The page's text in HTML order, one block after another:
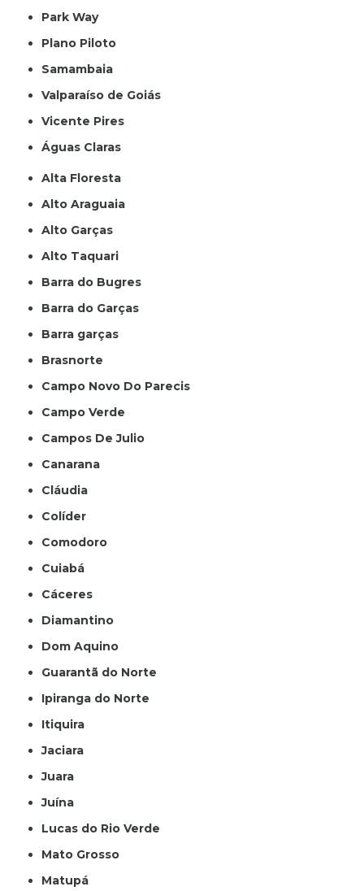
Park Way
Plano Piloto
Samambaia
Valparaíso de Goiás
Vicente Pires
Águas Claras
Alta Floresta
Alto Araguaia
Alto Garças
Alto Taquari
Barra do Bugres
Barra do Garças
Barra garças
Brasnorte
Campo Novo Do Parecis
Campo Verde
Campos De Julio
Canarana
Cláudia
Colíder
Comodoro
Cuiabá
Cáceres
Diamantino
Dom Aquino
Guarantã do Norte
Ipiranga do Norte
Itiquira
Jaciara
Juara
Juína
Lucas do Rio Verde
Mato Grosso
Matupá